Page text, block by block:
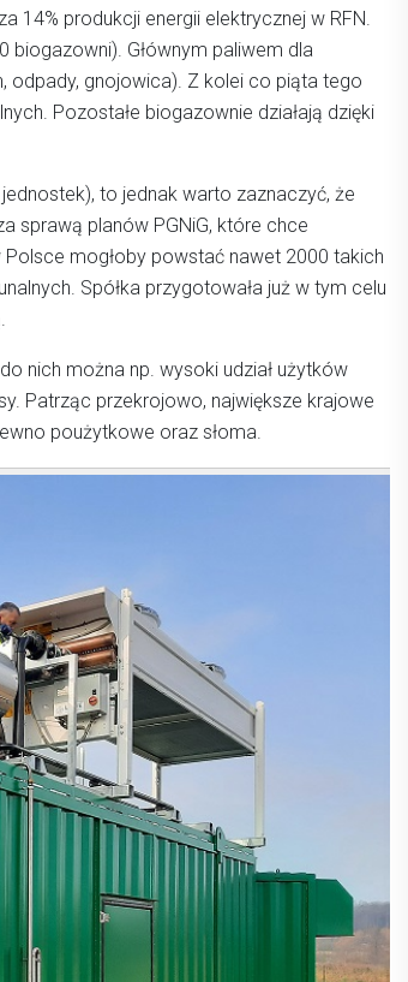
14% produkcji energii elektrycznej w RFN.
biogazowni). Głównym paliwem dla
odpady, gnojowica). Z kolei co piąta tego
Pozostałe biogazownie działają dzięki
to jednak warto zaznaczyć, że
sprawą planów PGNiG, które chce
mogłoby powstać nawet 2000 takich
Spółka przygotowała już w tym celu
nich można np. wysoki udział użytków
Patrząc przekrojowo, największe krajowe
poużytkowe oraz słoma.